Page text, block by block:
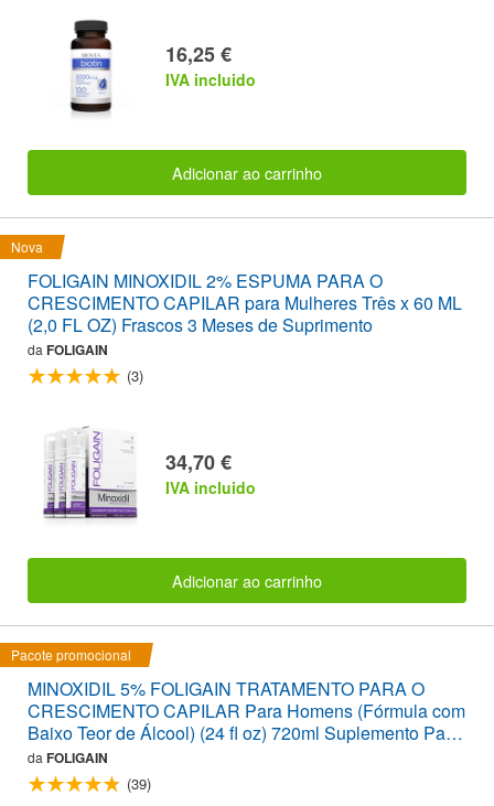
16,25 €
IVA incluido
Adicionar ao carrinho
Nova
FOLIGAIN MINOXIDIL 2% ESPUMA PARA O
CRESCIMENTO CAPILAR para Mulheres Três x 60 ML
(2,0 FL OZ) Frascos 3 Meses de Suprimento
da FOLIGAIN
(3)
34,70 €
IVA incluido
Adicionar ao carrinho
Pacote promocional
MINOXIDIL 5% FOLIGAIN TRATAMENTO PARA O
CRESCIMENTO CAPILAR Para Homens (Fórmula com
Baixo Teor de Álcool) (24 fl oz) 720ml Suplemento Para
12 Meses
da FOLIGAIN
(39)